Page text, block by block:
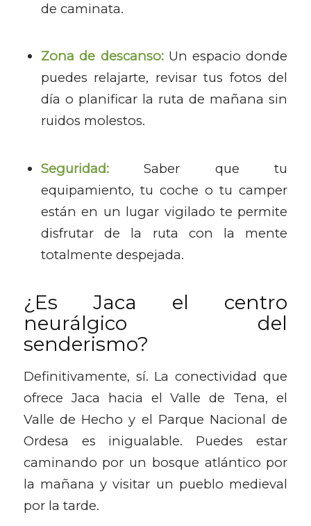
de caminata.
Zona de descanso:Un espacio donde
puedes relajarte, revisar tus fotos del
día o planificar la ruta de mañana sin
ruidos molestos.
Seguridad:Saber que tu
equipamiento, tu coche o tu camper
están en un lugar vigilado te permite
disfrutar de la ruta con la mente
totalmente despejada.
¿Es Jaca el centro
neurálgico del
senderismo?
Definitivamente, sí. La conectividad que
ofrece Jaca hacia el Valle de Tena, el
Valle de Hecho y el Parque Nacional de
Ordesa es inigualable. Puedes estar
caminando por un bosque atlántico por
la mañana y visitar un pueblo medieval
por la tarde.